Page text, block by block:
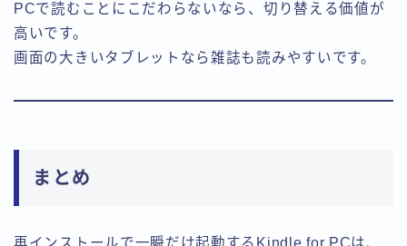
PCで読むことにこだわらないなら、切り替える価値が
高いです。
画面の大きいタブレットなら雑誌も読みやすいです。
まとめ
再インストールで一瞬だけ起動するKindle for PCは、